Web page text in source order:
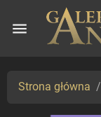
menu
Strona główna